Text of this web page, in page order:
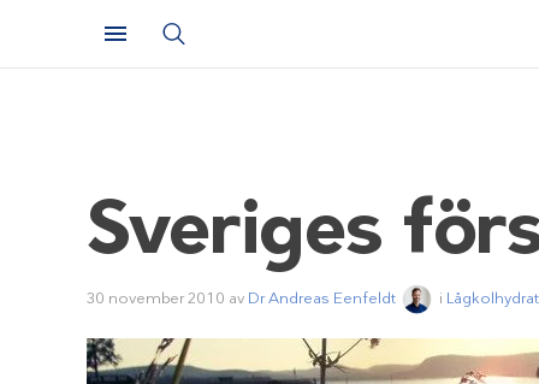
Sveriges
30 november 2010 av Dr Andreas Eenfeldt i